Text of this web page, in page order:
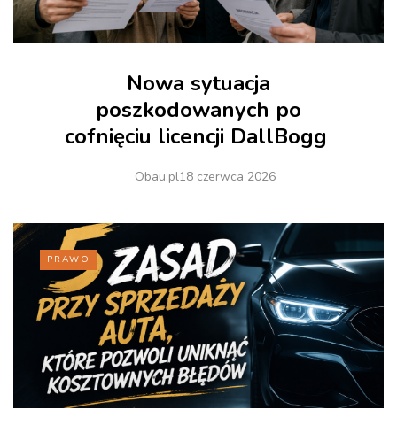
Nowa sytuacja
poszkodowanych po
cofnięciu licencji DallBogg
Obau.pl18 czerwca 2026
PRAWO